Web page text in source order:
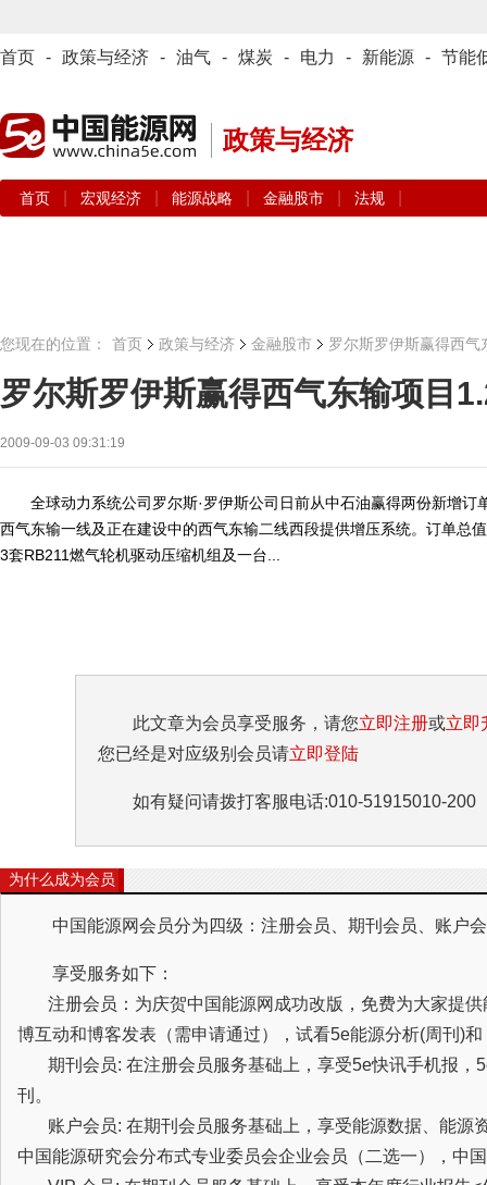
首页 - 政策与经济 - 油气 - 煤炭 - 电力 - 新能源 - 节能
政策与经济
首页 宏观经济 能源战略 金融股市 法规
您现在的位置： 首页 政策与经济 金融股市 罗尔斯罗伊斯赢得西
罗尔斯罗伊斯赢得西气东输项目
2009-09-03 09:31:19
全球动力系统公司罗尔斯·罗伊斯公司日前从中石油赢得两份新增订
西气东输一线及正在建设中的西气东输二线西段提供增压系统。订单
3套RB211燃气轮机驱动压缩机组及一台...
此文章为会员享受服务，请您立即注册或立即
您已经是对应级别会员请立即登陆
如有疑问请拨打客服电话:010-51915010-200
为什么成为会员
中国能源网会员分为四级：注册会员、期刊会员、账户
享受服务如下：
注册会员：为庆贺中国能源网成功改版，免费为大家提供
博互动和博客发表（需申请通过），试看5e能源分析(周刊)
期刊会员: 在注册会员服务基础上，享受5e快讯手机报，
刊。
账户会员: 在期刊会员服务基础上，享受能源数据、能源
中国能源研究会分布式专业委员会企业会员（二选一），中